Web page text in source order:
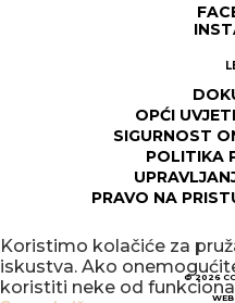
OPĆI
SIGURNOST
POLITIKA
PRAVO NA
© 2026
WEB
Koristimo kolačiće za
iskustva. Ako
koristiti neke od